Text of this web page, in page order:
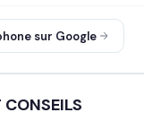
sur Google